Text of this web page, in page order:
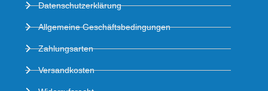
Datenschutzerklärung
Allgemeine Geschäftsbedingungen
Zahlungsarten
Versandkosten